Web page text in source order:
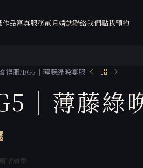
作品寫真服務貳月婚誌聯絡我們點我預約
禮服 BG5｜薄藤綠晚宴服
｜薄藤綠
望清單